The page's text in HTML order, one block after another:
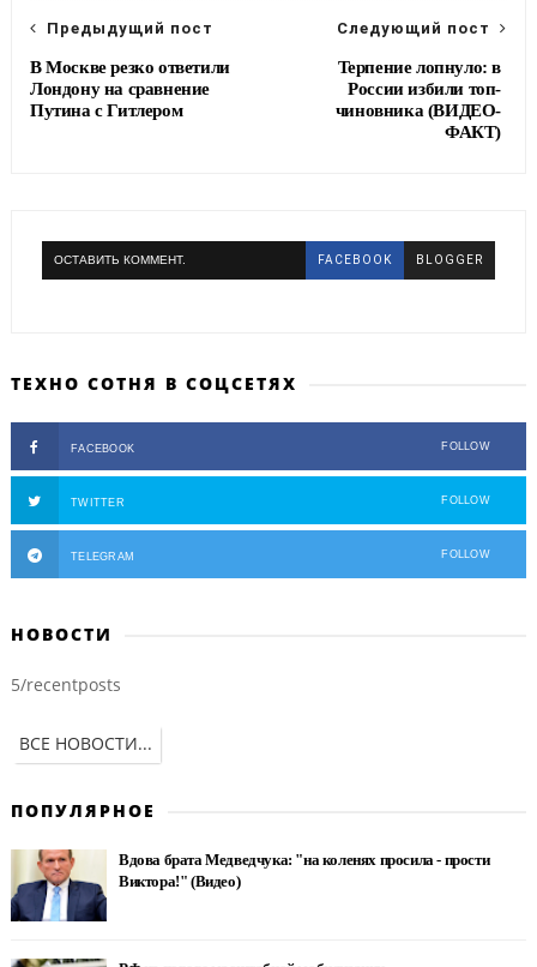
Следующий пост
Терпение лопнуло: в
России избили топ-
чиновника (ВИДЕО-
ФАКТ)
Предыдущий пост
В Москве резко ответили
Лондону на сравнение
Путина с Гитлером
ОСТАВИТЬ КОММЕНТ. FACEBOOK BLOGGER
ТЕХНО СОТНЯ В СОЦСЕТЯХ
FACEBOOK FOLLOW
TWITTER FOLLOW
TELEGRAM FOLLOW
НОВОСТИ
5/recentposts
ВСЕ НОВОСТИ...
ПОПУЛЯРНОЕ
Вдова брата Медведчука: "на коленях просила - прости
Виктора!" (Видео)